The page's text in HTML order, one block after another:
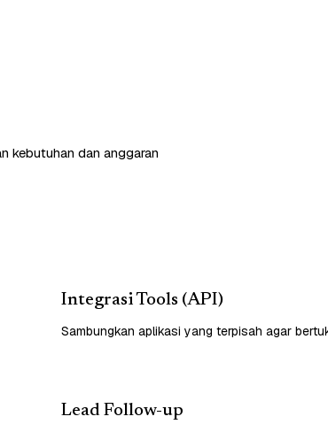
kebutuhan dan anggaran
Integrasi Tools (API)
Sambungkan aplikasi yang terpisah agar
Lead Follow-up